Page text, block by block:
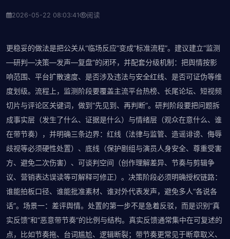
2026-05-22 08:03:41 阅读
更稳妥的做法是把公关从“临场反应”变成“标准流程”。建议建立“监测
—研判—决策—发声—复盘”的闭环，并配套分级机制：把舆情按影
响范围、平台扩散速度、是否涉及违法与安全红线、是否可证伪等维
度划级。流程上，监测阶段要覆盖主流平台热榜、长尾论坛、短视频
切片与评论区关键词，做到“先见到、再判断”。研判阶段要把问题拆
成事实层（发生了什么、证据是什么）与情绪层（观众在意什么、谁
在带节奏），并明确三条边界：红线（法律与监管、造谣诽谤、侮辱
歧视等必须硬性处置）、底线（保护剧组与演员人身安全、尊重受害
方、避免二次伤害）、可谈判空间（创作理解差异、节奏与剪辑争
议、营销表达误读等可解释可修正）。决策阶段必须明确授权链路：
谁能拍板口径、谁能批准素材、谁对外代表发声，避免多人“各说各
话”。场景一：差评舆情。处置的第一步不是急着反驳，而是识别“真
实反馈”和“恶意带节奏”的比例与结构。真实反馈通常集中在可复述的
点，比如节奏拖、台词尴尬、逻辑断裂；带节奏更常见于断章取义、